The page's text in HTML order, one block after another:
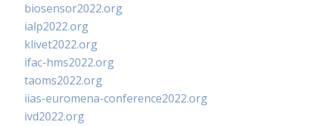
biosensor2022.org
ialp2022.org
klivet2022.org
ifac-hms2022.org
taoms2022.org
iias-euromena-conference2022.org
ivd2022.org